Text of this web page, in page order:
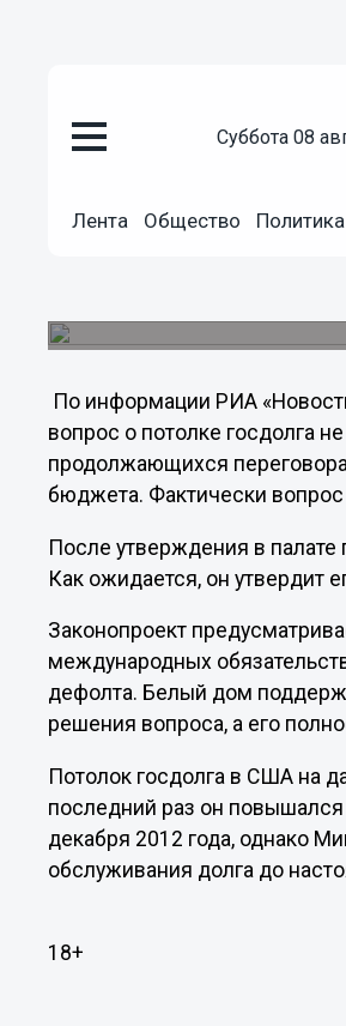
суббота 08
Лента Общество Политика
24.01.2013 03:00
В США палатой
дефолт
По информации РИА
вопрос о потолке госдолга
продолжающихся
бюджета. Фактически вопрос
После утверждения в палате
Как ожидается, он утвердит
Законопроект
международных
дефолта. Белый дом
решения вопроса, а его
Потолок госдолга в США на
последний раз он повышался
декабря 2012 года, однако
обслуживания долга до
18+